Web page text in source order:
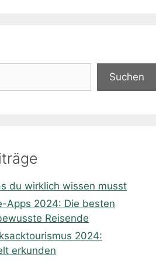
Suchen
du wirklich wissen musst
Apps 2024: Die besten
Reisende
2024:
erkunden